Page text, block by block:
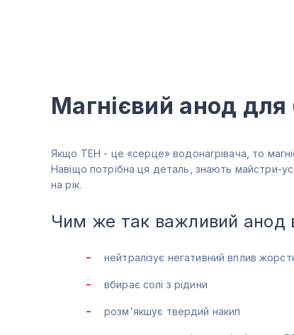
Магнієвий анод
Якщо ТЕН - це «серце» водонагрівача, то
Навіщо потрібна ця деталь, знають майстри-
на рік.
Чим же так важливий анод
нейтралізує негативний вплив
вбирає солі з рідини
розм'якшує твердий накип